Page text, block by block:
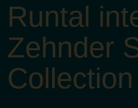
Runtal
Zehnder
Collection